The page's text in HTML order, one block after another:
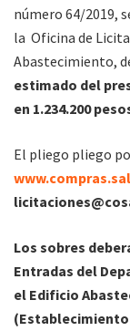
número 64/2019,
la Oficina de
Abastecimiento,
estimado del
en 1.234.200
El pliego pliego
Los sobres
Entradas del
el Edificio